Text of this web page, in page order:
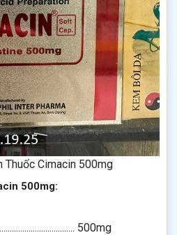
Thuốc Cimacin 500mg
500mg:
500mg